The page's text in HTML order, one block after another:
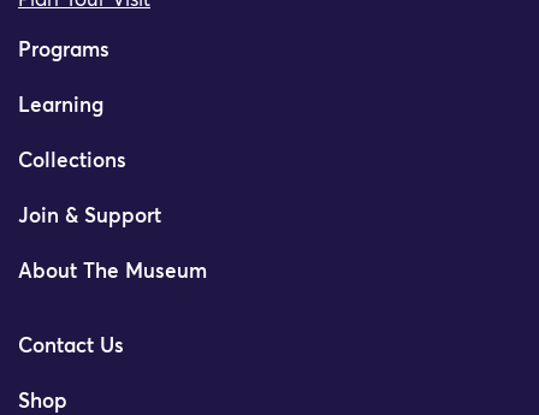
Programs
Learning
Collections
Join & Support
About The Museum
Contact Us
Shop